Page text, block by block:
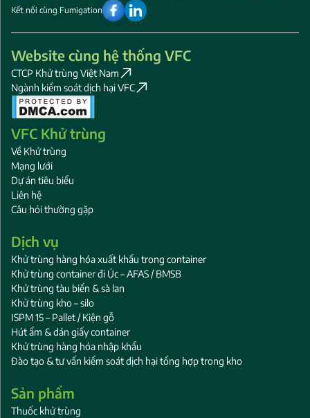
Kết nối cùng Fumigation
Website cùng hệ thống VFC
CTCP Khử trùng Việt Nam
Ngành kiểm soát dịch hại VFC
VFC Khử trùng
Về Khử trùng
Mạng lưới
Dự án tiêu biểu
Liên hệ
Câu hỏi thường gặp
Dịch vụ
Khử trùng hàng hóa xuất khẩu trong container
Khử trùng container đi Úc – AFAS / BMSB
Khử trùng tàu biển & sà lan
Khử trùng kho – silo
ISPM 15 – Pallet / Kiện gỗ
Hút ẩm & dán giấy container
Khử trùng hàng hóa nhập khẩu
Đào tạo & tư vấn kiểm soát dịch hại tổng hợp trong kho
Sản phẩm
Thuốc khử trùng